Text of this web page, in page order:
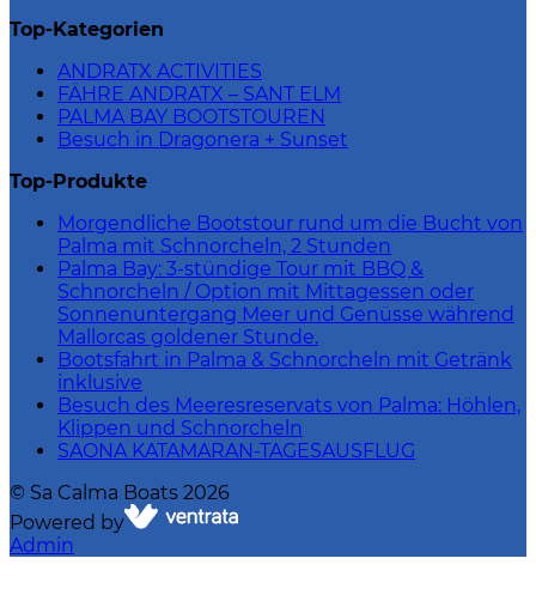
Top-Kategorien
ANDRATX ACTIVITIES
FÄHRE ANDRATX – SANT ELM
PALMA BAY BOOTSTOUREN
Besuch in Dragonera + Sunset
Top-Produkte
Morgendliche Bootstour rund um die Bucht von
Palma mit Schnorcheln, 2 Stunden
Palma Bay: 3-stündige Tour mit BBQ &
Schnorcheln / Option mit Mittagessen oder
Sonnenuntergang Meer und Genüsse während
Mallorcas goldener Stunde.
Bootsfahrt in Palma & Schnorcheln mit Getränk
inklusive
Besuch des Meeresreservats von Palma: Höhlen,
Klippen und Schnorcheln
SAONA KATAMARAN-TAGESAUSFLUG
© Sa Calma Boats 2026
Powered by
Admin